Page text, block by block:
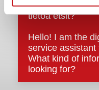
Asiakirjajulkisuuskuvaus
Evästeet
Saavutettavuusseloste
Tietosuoja
Tietosuojaselosteet